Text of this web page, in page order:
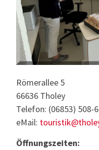
Römerallee 5
66636 Tholey
Telefon: (06853) 508-
eMail:
Öffnungszeiten: